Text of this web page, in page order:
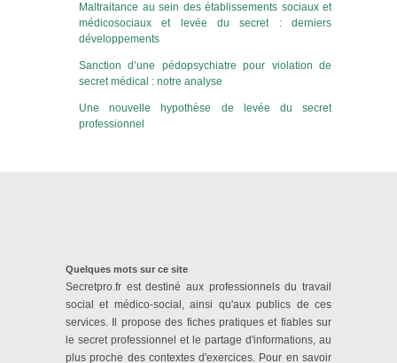
Maltraitance au sein des établissements sociaux et
médicosociaux et levée du secret : derniers
développements
Sanction d’une pédopsychiatre pour violation de
secret médical : notre analyse
Une nouvelle hypothèse de levée du secret
professionnel
Quelques mots sur ce site
Secretpro.fr est destiné aux professionnels du travail
social et médico-social, ainsi qu'aux publics de ces
services. Il propose des fiches pratiques et fiables sur
le secret professionnel et le partage d'informations, au
plus proche des contextes d'exercices. Pour en savoir